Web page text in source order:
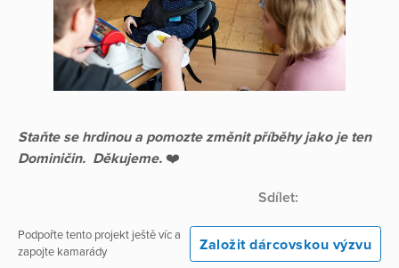
Staňte se hrdinou a pomozte změnit příběhy jako je ten
Dominičin. Děkujeme. ❤️
Sdílet:
Podpořte tento projekt ještě víc a
zapojte kamarády
Založit dárcovskou výzvu